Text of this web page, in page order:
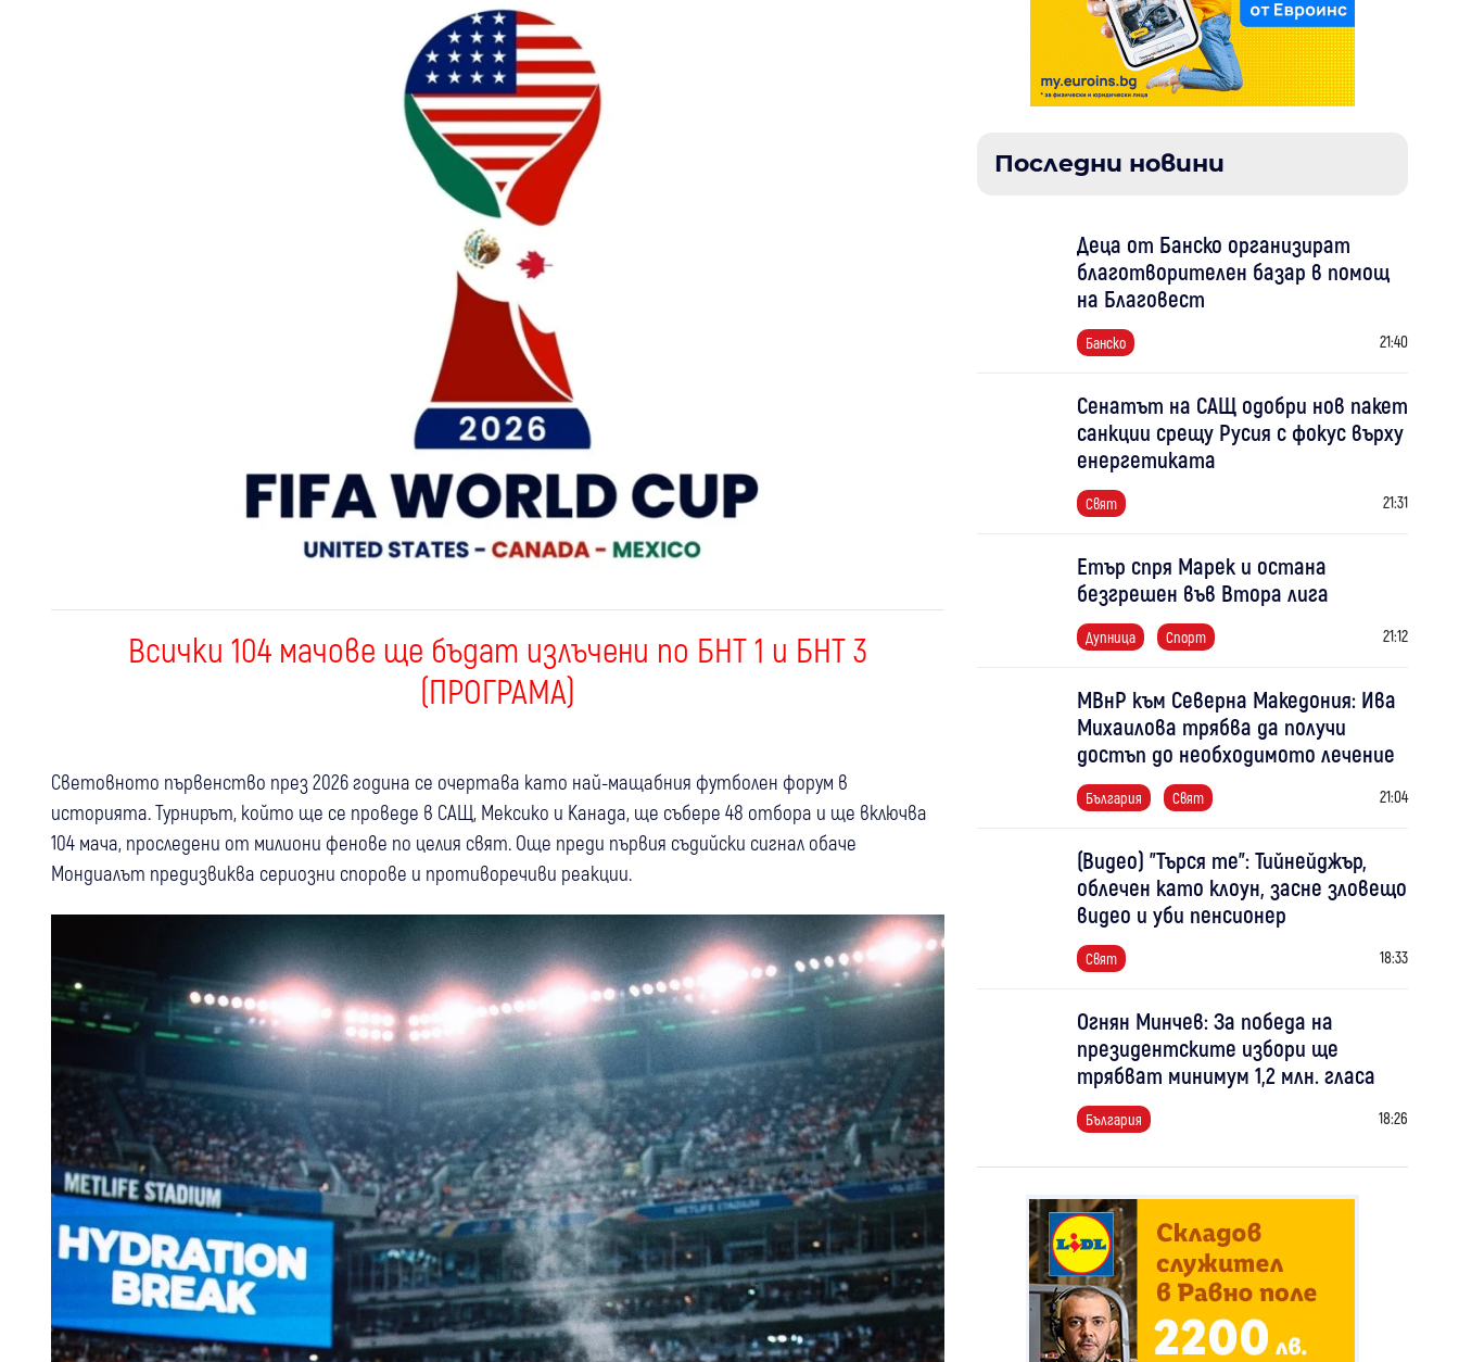
Всички 104 мачове ще бъдат излъчени по БНТ 1 и БНТ 3
(ПРОГРАМА)
Световното първенство през 2026 година се очертава като най-мащабния футболен форум в
историята. Турнирът, който ще се проведе в САЩ, Мексико и Канада, ще събере 48 отбора и ще включва
104 мача, проследени от милиони фенове по целия свят. Още преди първия съдийски сигнал обаче
Мондиалът предизвиква сериозни спорове и противоречиви реакции.
Последни новини
Деца от Банско организират
благотворителен базар в помощ
на Благовест
Банско 21:40
Сенатът на САЩ одобри нов пакет
санкции срещу Русия с фокус върху
енергетиката
Свят 21:31
Етър спря Марек и остана
безгрешен във Втора лига
Дупница Спорт 21:12
МВнР към Северна Македония: Ива
Михаилова трябва да получи
достъп до необходимото лечение
България Свят 21:04
(Видео) "Търся те": Тийнейджър,
облечен като клоун, засне зловещо
видео и уби пенсионер
Свят 18:33
Огнян Минчев: За победа на
президентските избори ще
трябват минимум 1,2 млн. гласа
България 18:26